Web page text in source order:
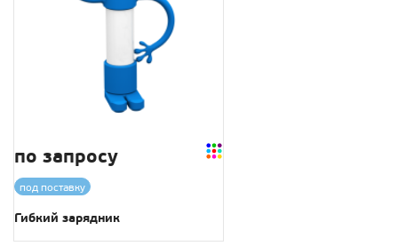
по запросу
под поставку
Гибкий зарядник